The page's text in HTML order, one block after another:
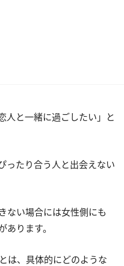
人と一緒に過ごしたい」と
ったり合う人と出会えない
ない場合には女性側にも
ります。
は、具体的にどのような